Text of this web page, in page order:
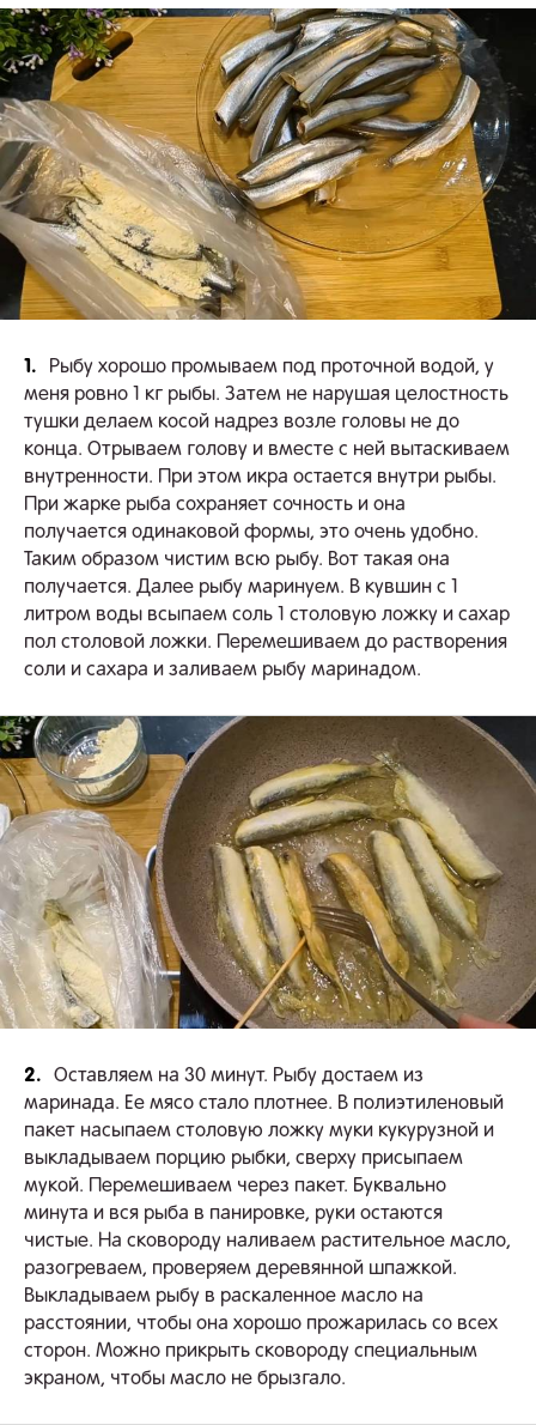
1.
Рыбу хорошо промываем под проточной водой, у
меня ровно 1 кг рыбы. Затем не нарушая целостность
тушки делаем косой надрез возле головы не до
конца. Отрываем голову и вместе с ней вытаскиваем
внутренности. При этом икра остается внутри рыбы.
При жарке рыба сохраняет сочность и она
получается одинаковой формы, это очень удобно.
Таким образом чистим всю рыбу. Вот такая она
получается. Далее рыбу маринуем. В кувшин с 1
литром воды всыпаем соль 1 столовую ложку и сахар
пол столовой ложки. Перемешиваем до растворения
соли и сахара и заливаем рыбу маринадом.
2.
Оставляем на 30 минут. Рыбу достаем из
маринада. Ее мясо стало плотнее. В полиэтиленовый
пакет насыпаем столовую ложку муки кукурузной и
выкладываем порцию рыбки, сверху присыпаем
мукой. Перемешиваем через пакет. Буквально
минута и вся рыба в панировке, руки остаются
чистые. На сковороду наливаем растительное масло,
разогреваем, проверяем деревянной шпажкой.
Выкладываем рыбу в раскаленное масло на
расстоянии, чтобы она хорошо прожарилась со всех
сторон. Можно прикрыть сковороду специальным
экраном, чтобы масло не брызгало.